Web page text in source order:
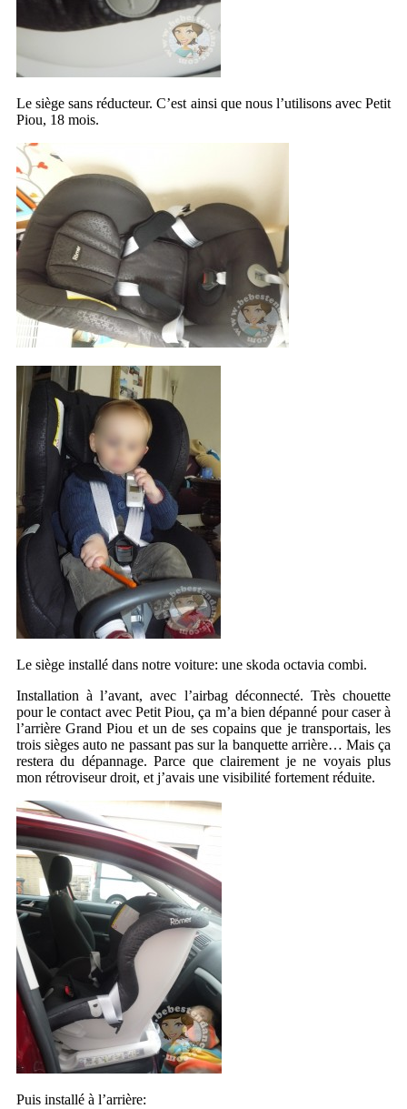
Le siège sans réducteur. C’est ainsi que nous l’utilisons avec Petit
Piou, 18 mois.
Le siège installé dans notre voiture: une skoda octavia combi.
Installation à l’avant, avec l’airbag déconnecté. Très chouette
pour le contact avec Petit Piou, ça m’a bien dépanné pour caser à
l’arrière Grand Piou et un de ses copains que je transportais, les
trois sièges auto ne passant pas sur la banquette arrière… Mais ça
restera du dépannage. Parce que clairement je ne voyais plus
mon rétroviseur droit, et j’avais une visibilité fortement réduite.
Puis installé à l’arrière: